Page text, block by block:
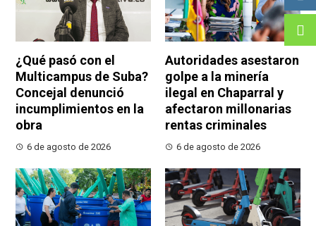
¿Qué pasó con el
Multicampus de Suba?
Concejal denunció
incumplimientos en la
obra
6 de agosto de 2026
Autoridades asestaron
golpe a la minería
ilegal en Chaparral y
afectaron millonarias
rentas criminales
6 de agosto de 2026